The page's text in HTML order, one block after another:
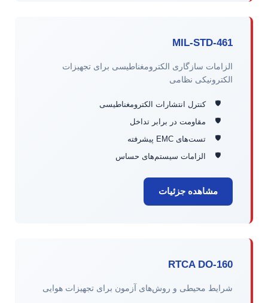
MIL-STD-461
الزامات سازگاری الکترومغناطیسی برای تجهیزات
الکترونیکی نظامی
کنترل انتشارات الکترومغناطیسی
مقاومت در برابر تداخل
تست‌های EMC پیشرفته
الزامات سیستم‌های حساس
مشاهده جزئیات
RTCA DO-160
شرایط محیطی و روش‌های آزمون برای تجهیزات هوایی